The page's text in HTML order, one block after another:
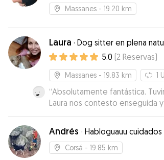
Massanes - 19.20 km
Laura · Dog sitter en plena
5.0 (2 Reservas)
Massanes - 19.83 km 1
“Absolutamente fantástica.
Laura nos contesto enseguida
mismo día sin problema.
fantásticos en compañía de
paseos diarios por el bosque. Laura es una persona
que realmente ama a los
Andrés · Habloguauu cuidados
Corsá - 19.85 km